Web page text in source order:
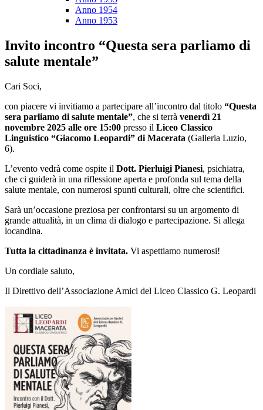
Anno 1954
Anno 1953
Invito incontro “Questa sera parliamo di
salute mentale”
Cari Soci,
con piacere vi invitiamo a partecipare all’incontro dal titolo “Questa
sera parliamo di salute mentale”, che si terrà venerdì 21
novembre 2025 alle ore 15:00 presso il Liceo Classico
Linguistico “Giacomo Leopardi” di Macerata (Galleria Luzio,
6).
L’evento vedrà come ospite il Dott. Pierluigi Pianesi, psichiatra,
che ci guiderà in una riflessione aperta e profonda sul tema della
salute mentale, con numerosi spunti culturali, oltre che scientifici.
Sarà un’occasione preziosa per confrontarsi su un argomento di
grande attualità, in un clima di dialogo e partecipazione. Si allega
locandina.
Tutta la cittadinanza è invitata. Vi aspettiamo numerosi!
Un cordiale saluto,
Il Direttivo dell’Associazione Amici del Liceo Classico G. Leopardi